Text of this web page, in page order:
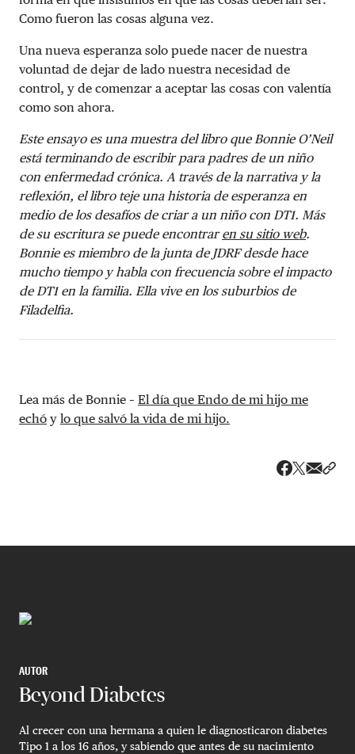
Como fueron las cosas alguna vez.
Una nueva esperanza solo puede nacer de nuestra
voluntad de dejar de lado nuestra necesidad de
control, y de comenzar a aceptar las cosas con valentía
como son ahora.
Este ensayo es una muestra del libro que Bonnie O’Neil
está terminando de escribir para padres de un niño
con enfermedad crónica. A través de la narrativa y la
reflexión, el libro teje una historia de esperanza en
medio de los desafíos de criar a un niño con DT1. Más
de su escritura se puede encontraren su sitio web.
Bonnie es miembro de la junta de JDRF desde hace
mucho tiempo y habla con frecuencia sobre el impacto
de DT1 en la familia. Ella vive en los suburbios de
Filadelfia.
Lea más de Bonnie – El día que Endo de mi hijo me
echó y lo que salvó la vida de mi hijo.
AUTOR
Beyond Diabetes
Al crecer con una hermana a quien le diagnosticaron diabetes
Tipo 1 a los 16 años, y sabiendo que antes de su nacimiento